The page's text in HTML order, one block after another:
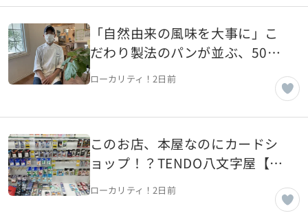
「自然由来の風味を大事に」こ
だわり製法のパンが並ぶ、50年
続く老舗パン屋【山形県山形
ローカリティ！2日前
このお店、本屋なのにカードシ
ョップ！？TENDO八文字屋【山
形県天童市】
ローカリティ！2日前